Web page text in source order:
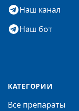
Наш канал
Наш бот
КАТЕГОРИИ
Все препараты